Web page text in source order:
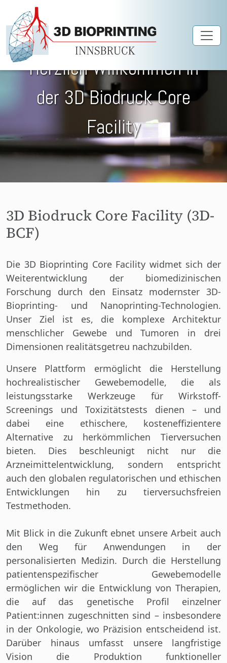
Skip to main content
Herzlich Willkommen in
der 3D Biodruck Core
Facility
3D Biodruck Core Facility (3D-
BCF)
Die 3D Bioprinting Core Facility widmet sich der
Weiterentwicklung der biomedizinischen
Forschung durch den Einsatz modernster 3D-
Bioprinting- und Nanoprinting-Technologien.
Unser Ziel ist es, die komplexe Architektur
menschlicher Gewebe und Tumoren in drei
Dimensionen realitätsgetreu nachzubilden.
Unsere Plattform ermöglicht die Herstellung
hochrealistischer Gewebemodelle, die als
leistungsstarke Werkzeuge für Wirkstoff-
Screenings und Toxizitätstests dienen – und
dabei eine ethischere, kosteneffizientere
Alternative zu herkömmlichen Tierversuchen
bieten. Dies beschleunigt nicht nur die
Arzneimittelentwicklung, sondern entspricht
auch den globalen regulatorischen und ethischen
Entwicklungen hin zu tierversuchsfreien
Testmethoden.
Mit Blick in die Zukunft ebnet unsere Arbeit auch
den Weg für Anwendungen in der
personalisierten Medizin. Durch die Herstellung
patientenspezifischer Gewebemodelle
ermöglichen wir die Entwicklung von Therapien,
die auf das genetische Profil einzelner
Patient:innen zugeschnitten sind – insbesondere
in der Onkologie, wo Präzision entscheidend ist.
Darüber hinaus umfasst unsere langfristige
Vision die Produktion funktioneller